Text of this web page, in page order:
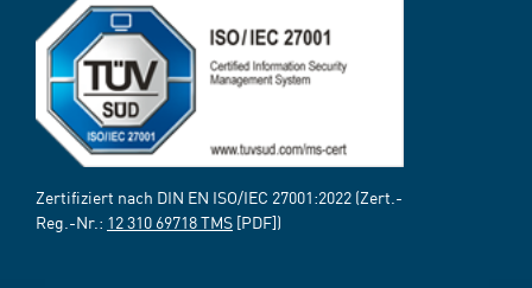
Zertifiziert nach DIN EN ISO/IEC 27001:2022 (Zert.-
Reg.-Nr.: 12 310 69718 TMS [PDF])